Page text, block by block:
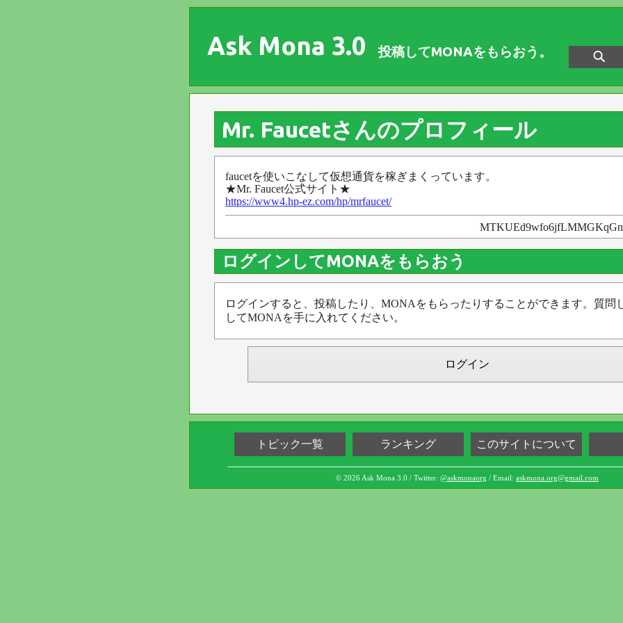
Ask Mona 3.0 投稿してMONAをもらおう。
Mr. Faucetさんのプロフィール
faucetを使いこなして仮想通貨を稼ぎまくっています。
★Mr. Faucet公式サイト★
https://www4.hp-ez.com/hp/mrfaucet/
ログインしてMONAをもらおう
ログインすると、投稿したり、MONAをもらったりすることができます。質問
してMONAを手に入れてください。
ログイン
トピック一覧 ランキング このサイトについて
© 2026 Ask Mona 3.0 / Twitter: @askmonaorg / Email: askmona.org@gmail.com